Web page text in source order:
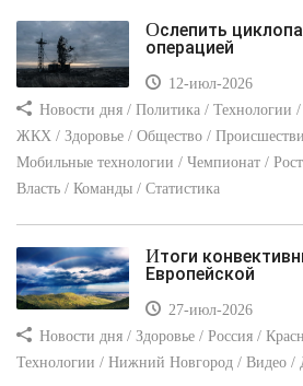
Ослепить циклопа: что стоит за
операцией
12-июл-2026
Новости дня / Политика /
ЖКХ / Здоровье / Общество /
Мобильные технологии / Чемпионат /
Власть / Команды / Статистика
Итоги конвективных штормов на юге
Европейской
27-июл-2026
Новости дня / Здоровье / Россия /
Технологии / Нижний Новгород / Видео